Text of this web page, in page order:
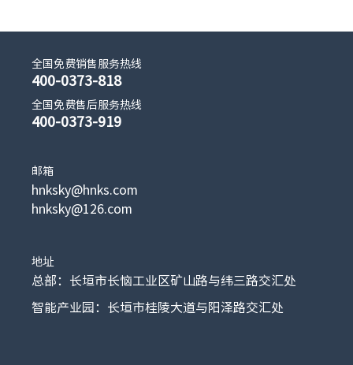
全国免费销售服务热线
400-0373-818
全国免费售后服务热线
400-0373-919
邮箱
hnksky@hnks.com
hnksky@126.com
地址
总部：长垣市长恼工业区矿山路与纬三路交汇处
智能产业园：长垣市桂陵大道与阳泽路交汇处